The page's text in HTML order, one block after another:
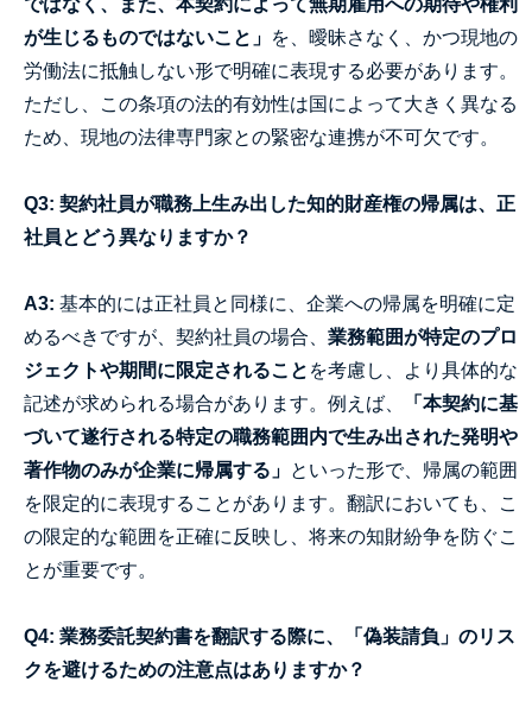
ではなく、また、本契約によって無期雇用への期待や権利
が生じるものではないこと」 を、曖昧さなく、かつ現地の
労働法に抵触しない形で明確に表現する必要があります。
ただし、この条項の法的有効性は国によって大きく異なる
ため、現地の法律専門家との緊密な連携が不可欠です。
Q3: 契約社員が職務上生み出した知的財産権の帰属は、正
社員とどう異なりますか？
A3: 基本的には正社員と同様に、企業への帰属を明確に定
めるべきですが、契約社員の場合、 業務範囲が特定のプロ
ジェクトや期間に限定されること を考慮し、より具体的な
記述が求められる場合があります。例えば、
「本契約に基
づいて遂行される特定の職務範囲内で生み出された発明や
著作物のみが企業に帰属する」 といった形で、帰属の範囲
を限定的に表現することがあります。翻訳においても、こ
の限定的な範囲を正確に反映し、将来の知財紛争を防ぐこ
とが重要です。
Q4: 業務委託契約書を翻訳する際に、「偽装請負」のリス
クを避けるための注意点はありますか？